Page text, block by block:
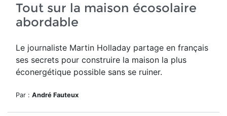
Tout sur la maison écosolaire
abordable
Le journaliste Martin Holladay partage en français
ses secrets pour construire la maison la plus
éconergétique possible sans se ruiner.
Par : André Fauteux